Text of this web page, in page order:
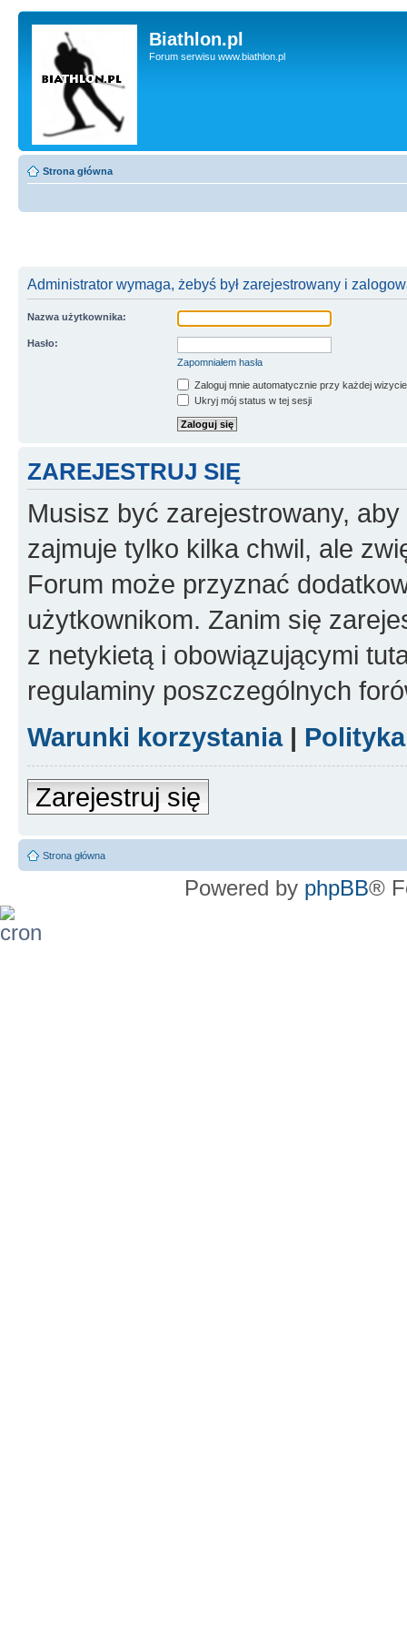
Biathlon.pl
Forum serwisu www.biathlon.pl
Strona główna
Administrator wymaga, żebyś był zarejestrowany i
Nazwa użytkownika:
Hasło:
Zapomniałem hasła
Zaloguj mnie automatycznie przy każdej wizycie
Ukryj mój status w tej sesji
ZAREJESTRUJ SIĘ
Musisz być zarejestrowany,
zajmuje tylko kilka chwil, ale
Forum może przyznać
użytkownikom. Zanim się
z netykietą i obowiązującymi
regulaminy poszczególnych
Warunki korzystania|
Zarejestruj się
Strona główna
Powered by phpBB®